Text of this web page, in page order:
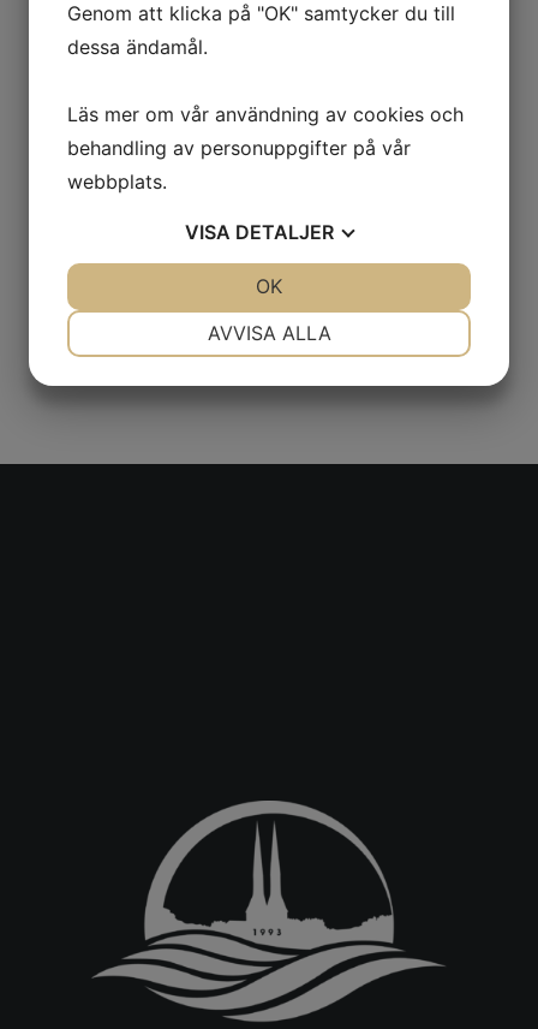
april 2022
december 2021
augusti 2021
maj 2021
Genom att klicka på "OK" samtycker du till
dessa ändamål.
Läs mer om vår användning av cookies och
behandling av personuppgifter på vår
webbplats.
VISA DETALJER
AVVISA ALLA
OK